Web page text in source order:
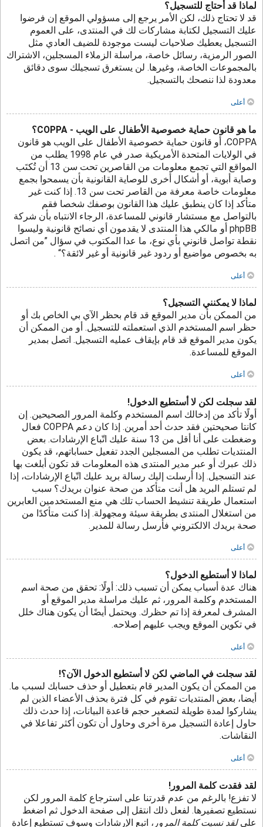
لماذا قد أحتاج للتسجيل؟
قد لا تحتاج ذلك، لكن الأمر يرجع إلى مسؤولي الموقع إن فرضوا
عليك التسجيل لكتابة مشاركات لك في المنتدى، على العموم
التسجيل يعطيك صلاحيات ليست موجودة للضيف العادي مثل
الصور الرمزية، رسائل خاصة، مراسلة الزملاء المسجلين، الاشتراك
بالمجموعات الخاصة، وغيرها. لن يستغرق تسجيلك سوى دقائق
معدودة لذا ننصحك بالتسجيل.
أعلى
ما هو قانون حماية خصوصية الأطفال على الويب - COPPA؟
COPPA، أو قانون حماية خصوصية الأطفال على الويب هو قانون
في الولايات المتحدة الأمريكية صدر في عام 1998 يطلب من
المواقع التي تجمع معلومات من القاصرين تحت سن 13 أن تُكتَب
وصاية أبوية، أو أشكال أخرى للوصاية القانونية بأن يسمحوا بجمع
معلومات خاصة معرفة من القاصر تحت سن 13. إذا كنت غير
متأكد إذا كان ينطبق عليك هذا القانون بوصفك شخصا فقم
بالتواصل مع مستشار قانوني للمساعدة، الرجاء الانتباه بأن شركة
phpBB أو مالكي هذا المنتدى لا يقدمون أي نصائح قانونية وليسوا
نقطة تواصل قانوني بأي نوع، ما عدا المكتوب في سؤال ”من اتصل
به بخصوص مواضيع أو ردود غير قانونية أو غير لائقة؟“ .
أعلى
لماذا لا يمكنني التسجيل؟
من الممكن بأن مدير الموقع قد قام بحظر الآي بي الخاص بك أو
حظر اسم المستخدم الذي استعملته للتسجيل. أو من الممكن أن
يكون مدير الموقع قد قام بإيقاف عمليه التسجيل. اتصل بمدير
الموقع للمساعدة.
أعلى
لقد سجلت لكن لا أستطيع الدخول!
أولًا تأكد من إدخالك اسم المستخدم وكلمة المرور الصحيحين. إن
كانتا صحيحتين فقد حدث أحد أمرين. إذا كان دعم COPPA فعال
وضغطت على أنا أقل من 13 سنة عليك اتّباع الإرشادات. بعض
المنتديات تطلب من المسجلين الجدد تفعيل حساباتهم، قد يكون
ذلك عبرك أو عبر مدير المنتدى هذه المعلومات قد تكون أبلغت بها
عند التسجيل. إذا أرسلت إليك رسالة بريد عليك اتّباع الإرشادات، إذا
لم تستلم البريد هل أنت متأكد من صحة عنوان بريدك؟ سبب
استعمال طريقة تنشيط الحساب تلك هي منع المستخدمين العابرين
من استغلال المنتدى بطريقة سيئة ومجهولة. إذا كنت متأكدًا من
صحة بريدك الالكتروني فأرسل رسالة للمدير.
أعلى
لماذا لا أستطيع الدخول؟
هناك عدة أسباب يمكن أن تسبب ذلك: أولًا: تحقق من صحة اسم
المستخدم وكلمة المرور، ثم عليك مراسلة مدير الموقع أو
المشرف لمعرفة إذا تم حظرك. ويحتمل أيضًا أن يكون هناك خلل
في تكوين الموقع ويجب عليهم إصلاحه.
أعلى
لقد سجلت في الماضي لكن لا أستطيع الدخول الآن؟!
من الممكن أن يكون المدير قام بتعطيل أو حذف حسابك لسبب ما.
أيضا، بعض المنتديات تقوم في كل فترة بحذف الأعضاء الذين لم
يشاركوا لمدة طويلة لتصغير حجم قاعدة البيانات، إذا حدث ذلك
حاول إعادة التسجيل مرة أخرى وحاول أن تكون أكثر تفاعلا في
النقاشات.
أعلى
لقد فقدت كلمة المرور!
لا تفزع! بالرغم من عدم قدرتنا على استرجاع كلمة المرور لكن
نستطيع تصفيرها. لفعل ذلك انتقل إلى صفحة الدخول ثم اضغط
علىلقد نسيت كلمة المرور ، اتبع الإرشادات وسوف تستطيع إعادة